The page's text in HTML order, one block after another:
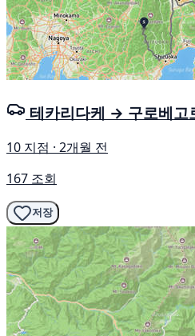
테카리다케 → 구로베고
10 지점 · 2개월 전
167 조회
저장